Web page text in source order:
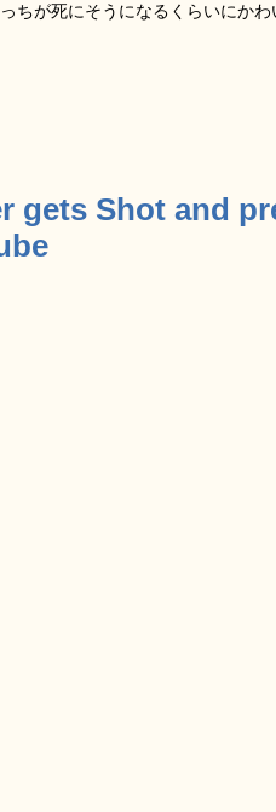
ちが死にそうになるくらいにか
gets Shot and